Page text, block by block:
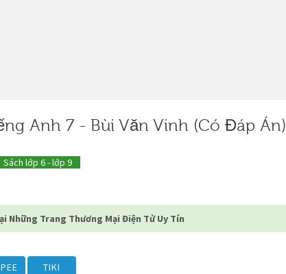
Anh 7 - Bùi Văn Vinh (Có Đáp Án)
Sách lớp 6 - lớp 9
Những Trang Thương Mại Điện Tử Uy Tín
TIKI